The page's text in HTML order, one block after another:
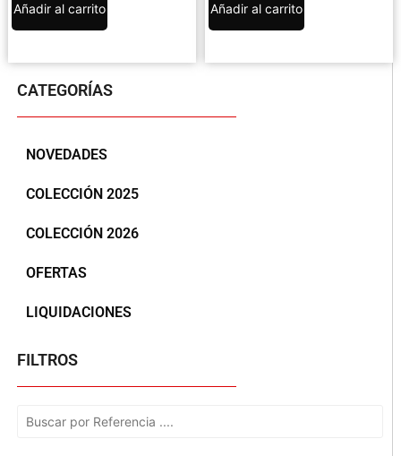
CATEGORÍAS
NOVEDADES
COLECCIÓN 2025
COLECCIÓN 2026
OFERTAS
LIQUIDACIONES
FILTROS
Añadir al carrito Añadir al carrito